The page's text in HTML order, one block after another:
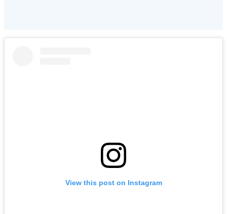
View this post on Instagram